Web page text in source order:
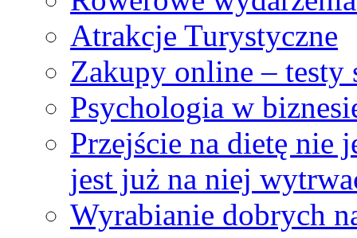
Atrakcje Turystyczne
Zakupy online – testy
Psychologia w
Przejście na dietę nie
jest już na niej
Wyrabianie dobrych